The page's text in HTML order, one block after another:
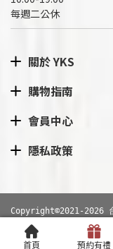
每週二公休
關於 YKS
購物指南
會員中心
隱私政策
Copyright©2021-2026
首頁 預約有禮